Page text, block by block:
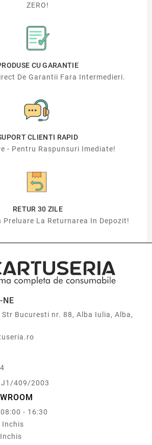
ZERO!
CU GARANTIE
De Garantii Fara Intermedieri.
CLIENTI RAPID
- Pentru Raspunsuri Imediate!
RETUR 30 ZILE
Preluare La Returnarea In Depozit!
NE
Bucuresti nr. 88, Alba Iulia, Alba,
J1/409/2003
- 16:30
Inchis